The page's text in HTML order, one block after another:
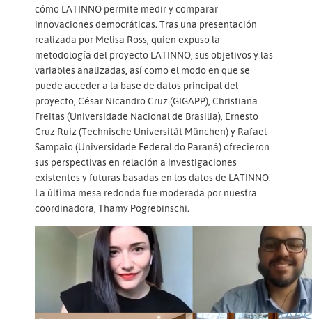
cómo LATINNO permite medir y comparar
innovaciones democráticas. Tras una presentación
realizada por Melisa Ross, quien expuso la
metodología del proyecto LATINNO, sus objetivos y las
variables analizadas, así como el modo en que se
puede acceder a la base de datos principal del
proyecto, César Nicandro Cruz (GIGAPP), Christiana
Freitas (Universidade Nacional de Brasilia), Ernesto
Cruz Ruiz (Technische Universität München) y Rafael
Sampaio (Universidade Federal do Paraná) ofrecieron
sus perspectivas en relación a investigaciones
existentes y futuras basadas en los datos de LATINNO.
La última mesa redonda fue moderada por nuestra
coordinadora, Thamy Pogrebinschi.